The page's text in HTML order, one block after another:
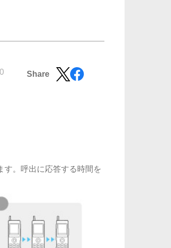
0 Share
す。呼出に応答する時間を